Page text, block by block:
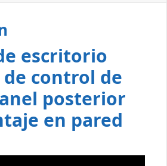
escritorio
de control de
posterior
en pared